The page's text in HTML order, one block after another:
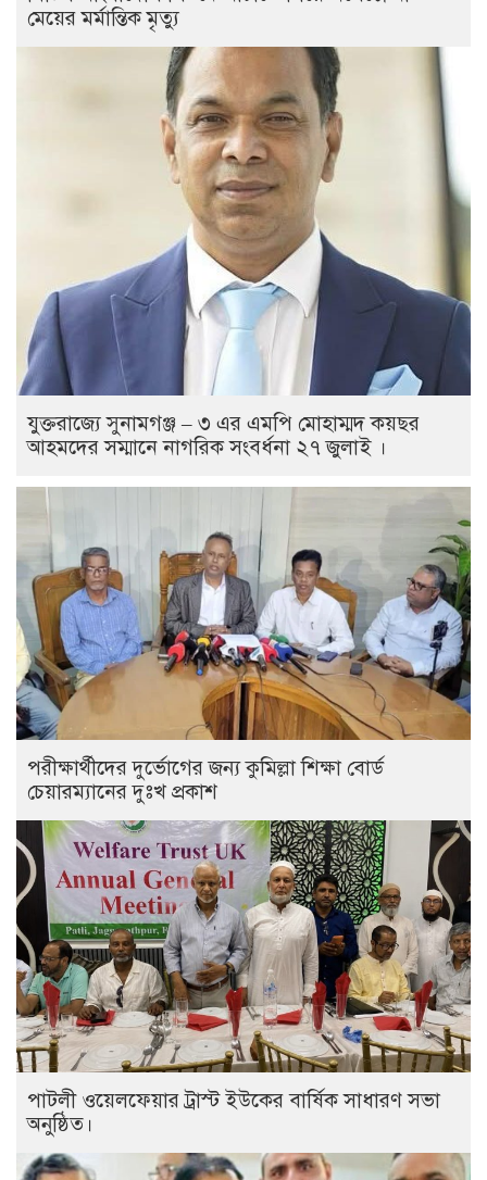
মেয়ের মর্মান্তিক মৃত্যু
যুক্তরাজ্যে সুনামগঞ্জ – ৩ এর এমপি মোহাম্মদ কয়ছর
আহমদের সম্মানে নাগরিক সংবর্ধনা ২৭ জুলাই ।
পরীক্ষার্থীদের দুর্ভোগের জন্য কুমিল্লা শিক্ষা বোর্ড
চেয়ারম্যানের দুঃখ প্রকাশ
পাটলী ওয়েলফেয়ার ট্রাস্ট ইউকের বার্ষিক সাধারণ সভা
অনুষ্ঠিত।